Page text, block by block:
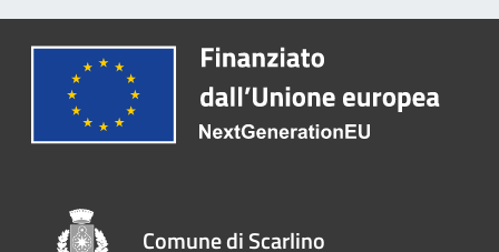
Comune di Scarlino